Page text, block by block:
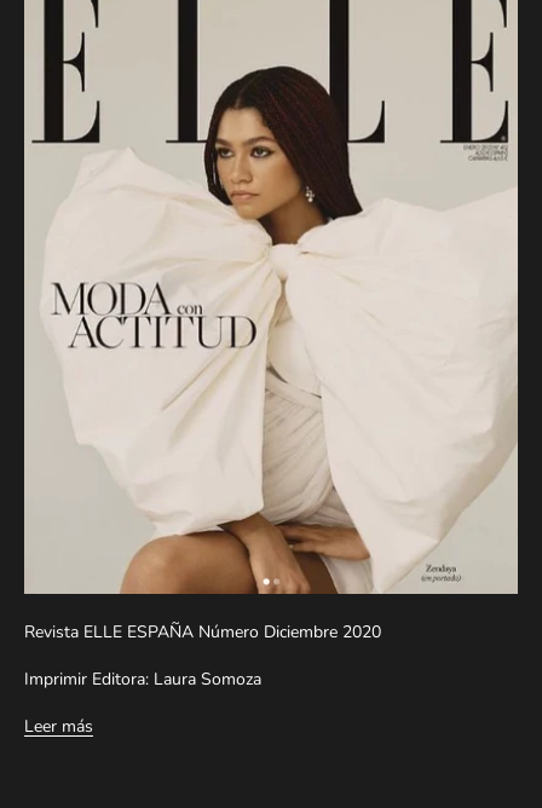
Revista ELLE ESPAÑA Número Diciembre 2020
Imprimir Editora: Laura Somoza
Leer más